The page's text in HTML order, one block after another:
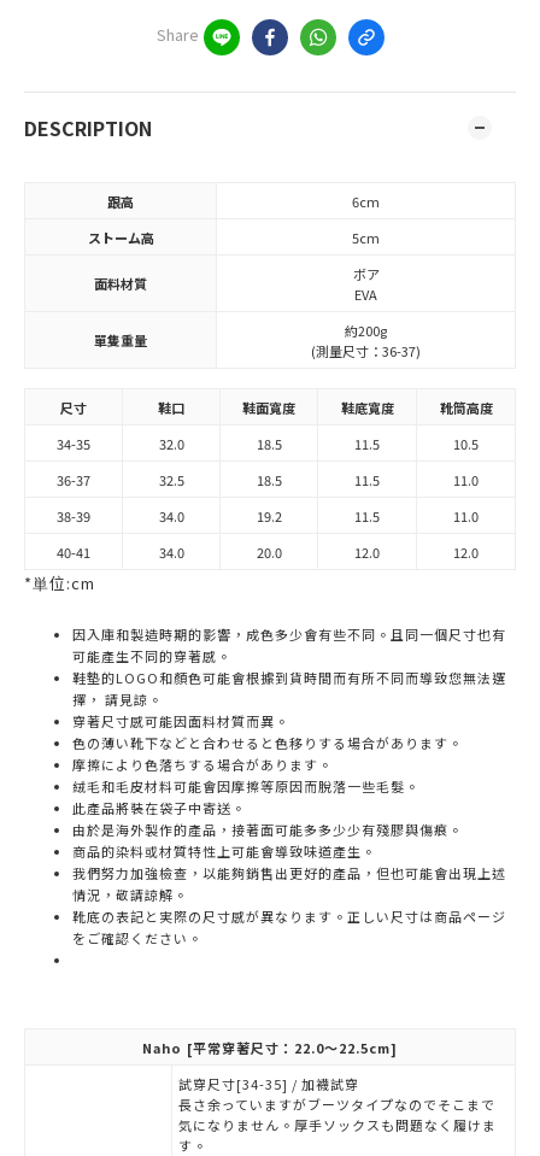
Share
DESCRIPTION
跟高
6cm
ストーム高
5cm
面料材質
ボア
EVA
單隻重量
約200g
(測量尺寸：36-37)
尺寸 鞋口 鞋面寬度 鞋底寬度
靴筒高度
34-35
32.0 18.5 11.5
10.5
36-37
32.5 18.5 11.5
11.0
38-39
34.0 19.2 11.5
11.0
40-41
34.0 20.0 12.0 12.0
*単位:cm
因入庫和製造時期的影響，成色多少會有些不同。且同一個尺寸也有
可能產生不同的穿著感。
鞋墊的LOGO和顏色可能會根據到貨時間而有所不同而導致您無法選
擇， 請見諒。
穿著尺寸感可能因面料材質而異。
色の薄い靴下などと合わせると色移りする場合があります。
摩擦により色落ちする場合があります。
絨毛和毛皮材料可能會因摩擦等原因而脫落一些毛髮。
此產品將裝在袋子中寄送。
由於是海外製作的產品，接著面可能多多少少有殘膠與傷痕。
商品的染料或材質特性上可能會導致味道產生。
我們努力加強檢查，以能夠銷售出更好的產品，但也可能會出現上述
情況，敬請諒解。
靴底の表記と実際の尺寸感が異なります。正しい尺寸は商品ページ
をご確認ください。
Naho [平常穿著尺寸：22.0～22.5cm]
試穿尺寸[34-35] / 加襪試穿
長さ余っていますがブーツタイプなのでそこまで
気になりません。厚手ソックスも問題なく履けま
す。